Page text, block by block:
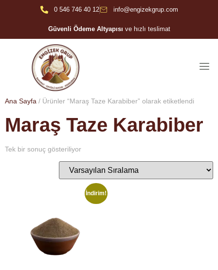
0 546 746 40 12 info@engizekgrup.com
Güvenli Ödeme Altyapısı ve hızlı teslimat
Ana Sayfa / Ürünler “Maraş Taze Karabiber” olarak etiketlendi
Maraş Taze Karabiber
Tek bir sonuç gösteriliyor
İndirim!